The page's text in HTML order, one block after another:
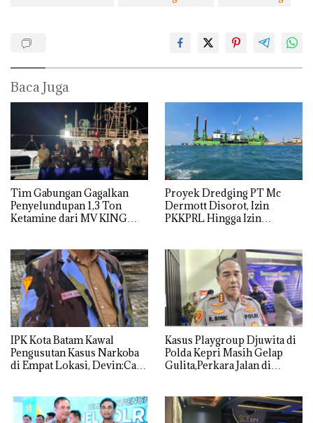
Baca Juga
Tim Gabungan Gagalkan
Penyelundupan 1,3 Ton
Ketamine dari MV KING
Proyek Dredging PT Mc
Dermott Disorot, Izin
PKKPRL Hingga Izin
IPK Kota Batam Kawal
Pengusutan Kasus Narkoba
di Empat Lokasi, Devin:Cari
Kasus Playgroup Djuwita di
Polda Kepri Masih Gelap
Gulita,Perkara Jalan di